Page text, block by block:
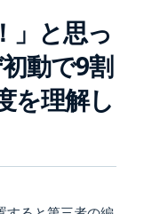
」と思っ
動で9割
を理解し